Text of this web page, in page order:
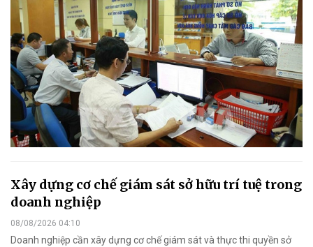
Xây dựng cơ chế giám sát sở hữu trí tuệ trong
doanh nghiệp
08/08/2026 04:10
Doanh nghiệp cần xây dựng cơ chế giám sát và thực thi quyền sở